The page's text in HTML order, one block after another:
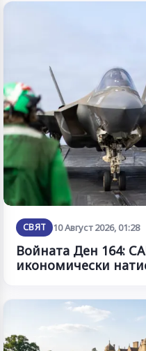
СВЯТ 10 Август 2026, 01:28
Войната Ден 164:
икономически